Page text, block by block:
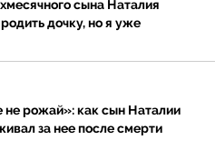
включает в себя и
мишень», где
в переделке, но
свою настоящую
сына Наталия
дочку, но я уже
рожай»: как сын Наталии
за нее после смерти